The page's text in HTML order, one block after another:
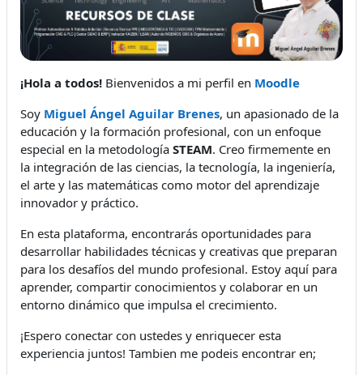
¡Hola a todos! Bienvenidos a mi perfil en Moodle
Soy Miguel Ángel Aguilar Brenes, un apasionado de la
educación y la formación profesional, con un enfoque
especial en la metodología STEAM. Creo firmemente en
la integración de las ciencias, la tecnología, la ingeniería,
el arte y las matemáticas como motor del aprendizaje
innovador y práctico.
En esta plataforma, encontrarás oportunidades para
desarrollar habilidades técnicas y creativas que preparan
para los desafíos del mundo profesional. Estoy aquí para
aprender, compartir conocimientos y colaborar en un
entorno dinámico que impulsa el crecimiento.
¡Espero conectar con ustedes y enriquecer esta
experiencia juntos! Tambien me podeis encontrar en;